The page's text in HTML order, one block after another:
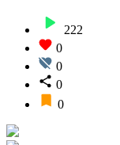
222
0
0
0
0